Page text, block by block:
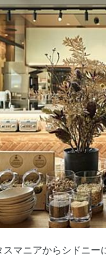
マニアからシドニ